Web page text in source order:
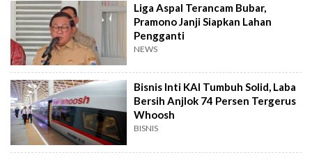
Liga Aspal Terancam Bubar,
Pramono Janji Siapkan Lahan
Pengganti
NEWS
Bisnis Inti KAI Tumbuh Solid, Laba
Bersih Anjlok 74 Persen Tergerus
Whoosh
BISNIS